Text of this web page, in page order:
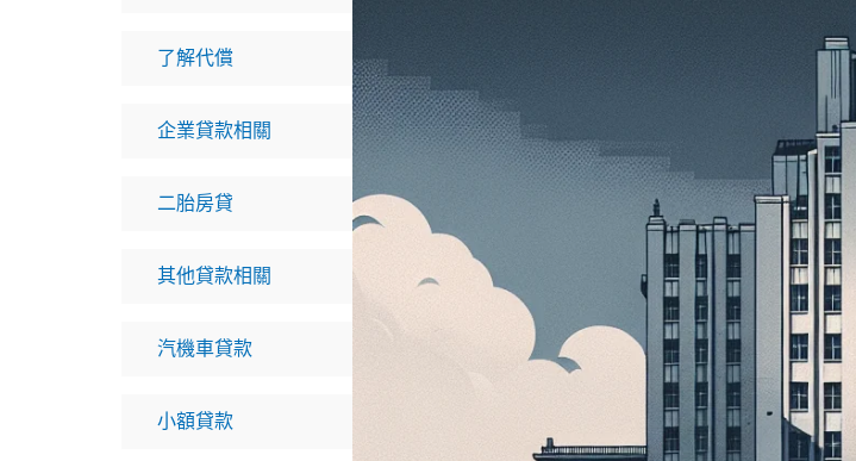
了解代償
企業貸款相關
二胎房貸
其他貸款相關
汽機車貸款
小額貸款